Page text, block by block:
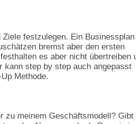
festzulegen. Ein
bremst aber den ersten
es aber nicht übertreiben
kann step by step auch angepasst
Methode.
zu meinem Geschäftsmodell? Gibt